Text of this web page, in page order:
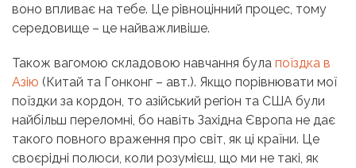
воно впливає на тебе. Це рівноцінний процес, тому
середовище – це найважливіше.
Також вагомою складовою навчання була поїздка в
Азію (Китай та Гонконг – авт.). Якщо порівнювати мої
поїздки за кордон, то азійський регіон та США були
найбільш переломні, бо навіть Західна Європа не дає
такого повного враження про світ, як ці країни. Це
своєрідні полюси, коли розумієш, що ми не такі, як